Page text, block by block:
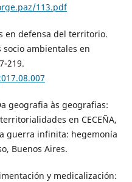
113.pdf
en defensa del territorio.
socio ambientales en
219.
geografia às geografias:
en CECEÑA,
guerra infinita: hegemonía
Buenos Aires.
y medicalización: